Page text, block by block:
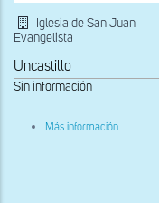
Iglesia de San Juan
Evangelista
Uncastillo
Sin información
Más información